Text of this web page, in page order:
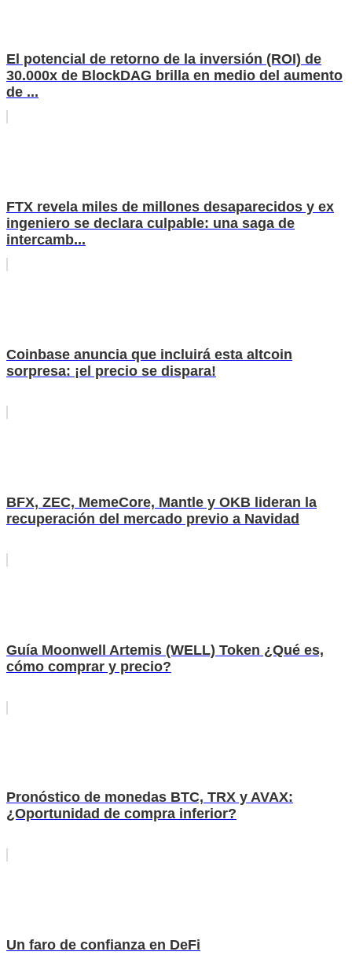
El potencial de retorno de la inversión (ROI) de
30.000x de BlockDAG brilla en medio del aumento
de ...
FTX revela miles de millones desaparecidos y ex
ingeniero se declara culpable: una saga de
intercamb...
Coinbase anuncia que incluirá esta altcoin
sorpresa: ¡el precio se dispara!
BFX, ZEC, MemeCore, Mantle y OKB lideran la
recuperación del mercado previo a Navidad
Guía Moonwell Artemis (WELL) Token ¿Qué es,
cómo comprar y precio?
Pronóstico de monedas BTC, TRX y AVAX:
¿Oportunidad de compra inferior?
Un faro de confianza en DeFi